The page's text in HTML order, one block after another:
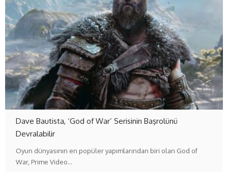
Dave Bautista, ‘God of War’ Serisinin Başrolünü
Devralabilir
Oyun dünyasının en popüler yapımlarından biri olan God of
War, Prime Video…